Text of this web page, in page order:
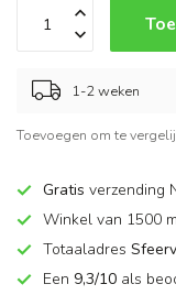
1-2 weken
Toevoegen om te
Gratis verzending
Winkel van 1500
Totaaladres
Een 9,3/10 als